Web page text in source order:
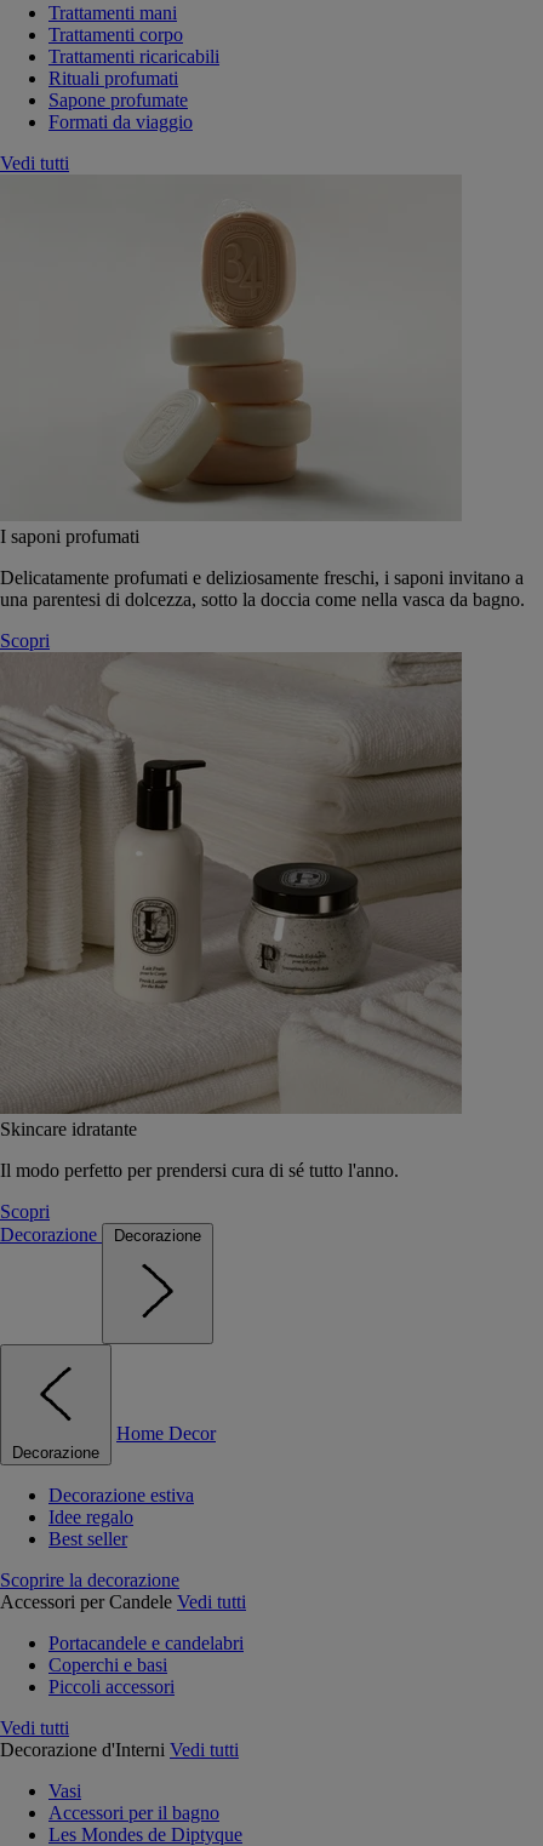
Trattamenti mani
Trattamenti corpo
Trattamenti ricaricabili
Rituali profumati
Sapone profumate
Formati da viaggio
Vedi tutti
I saponi profumati
Delicatamente profumati e deliziosamente freschi, i saponi invitano a
una parentesi di dolcezza, sotto la doccia come nella vasca da bagno.
Scopri
Skincare idratante
Il modo perfetto per prendersi cura di sé tutto l'anno.
Scopri
Decorazione
Decorazione
Decorazione
Home Decor
Decorazione estiva
Idee regalo
Best seller
Scoprire la decorazione
Accessori per Candele Vedi tutti
Portacandele e candelabri
Coperchi e basi
Piccoli accessori
Vedi tutti
Decorazione d'Interni Vedi tutti
Vasi
Accessori per il bagno
Les Mondes de Diptyque